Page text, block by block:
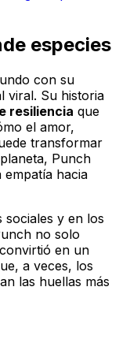
especies
con su
viral. Su historia
resiliencia que
el amor,
transformar
Punch
empatía hacia
sociales y en los
no solo
en un
a veces, los
las huellas más